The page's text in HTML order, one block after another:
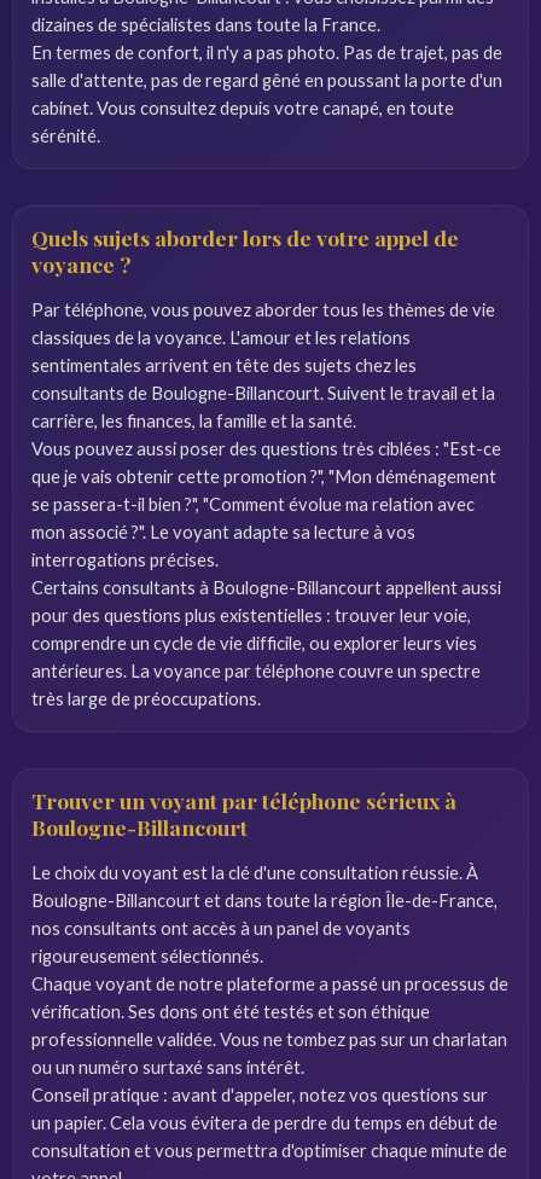
dizaines de spécialistes dans toute la France.
En termes de confort, il n'y a pas photo. Pas de trajet, pas de
salle d'attente, pas de regard gêné en poussant la porte d'un
cabinet. Vous consultez depuis votre canapé, en toute
sérénité.
Quels sujets aborder lors de votre appel de
voyance ?
Par téléphone, vous pouvez aborder tous les thèmes de vie
classiques de la voyance. L'amour et les relations
sentimentales arrivent en tête des sujets chez les
consultants de Boulogne-Billancourt. Suivent le travail et la
carrière, les finances, la famille et la santé.
Vous pouvez aussi poser des questions très ciblées : "Est-ce
que je vais obtenir cette promotion ?", "Mon déménagement
se passera-t-il bien ?", "Comment évolue ma relation avec
mon associé ?". Le voyant adapte sa lecture à vos
interrogations précises.
Certains consultants à Boulogne-Billancourt appellent aussi
pour des questions plus existentielles : trouver leur voie,
comprendre un cycle de vie difficile, ou explorer leurs vies
antérieures. La voyance par téléphone couvre un spectre
très large de préoccupations.
Trouver un voyant par téléphone sérieux à
Boulogne-Billancourt
Le choix du voyant est la clé d'une consultation réussie. À
Boulogne-Billancourt et dans toute la région Île-de-France,
nos consultants ont accès à un panel de voyants
rigoureusement sélectionnés.
Chaque voyant de notre plateforme a passé un processus de
vérification. Ses dons ont été testés et son éthique
professionnelle validée. Vous ne tombez pas sur un charlatan
ou un numéro surtaxé sans intérêt.
Conseil pratique : avant d'appeler, notez vos questions sur
un papier. Cela vous évitera de perdre du temps en début de
consultation et vous permettra d'optimiser chaque minute de